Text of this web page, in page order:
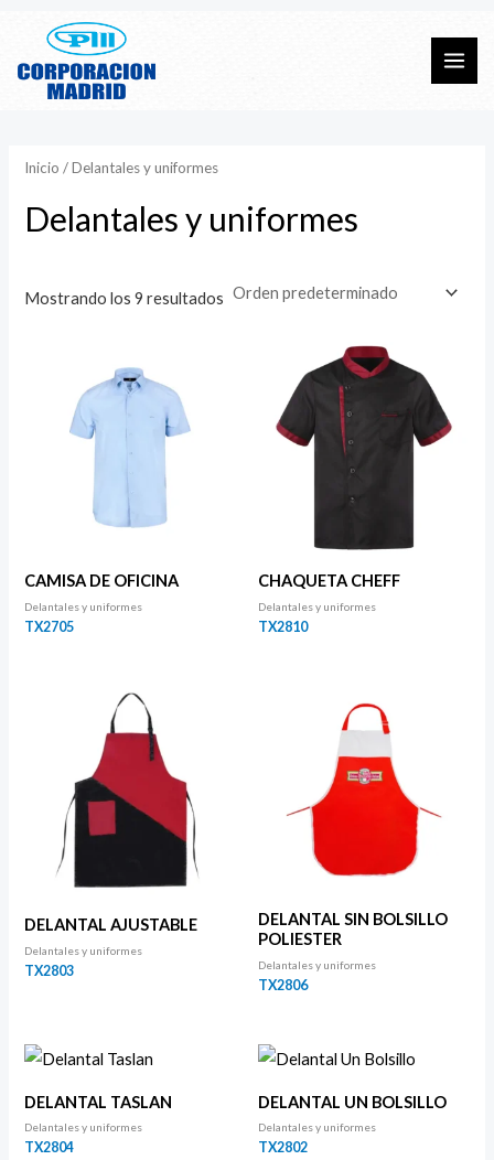
contenido
Main
Inicio / Delantales y uniformes
Delantales y uniformes
Mostrando los 9 resultados
CAMISA DE OFICINA
Delantales y uniformes
TX2705
CHAQUETA CHEFF
Delantales y uniformes
TX2810
DELANTAL AJUSTABLE
Delantales y uniformes
TX2803
DELANTAL SIN BOLSILLO
POLIESTER
Delantales y uniformes
TX2806
DELANTAL TASLAN
Delantales y uniformes
TX2804
DELANTAL UN BOLSILLO
Delantales y uniformes
TX2802